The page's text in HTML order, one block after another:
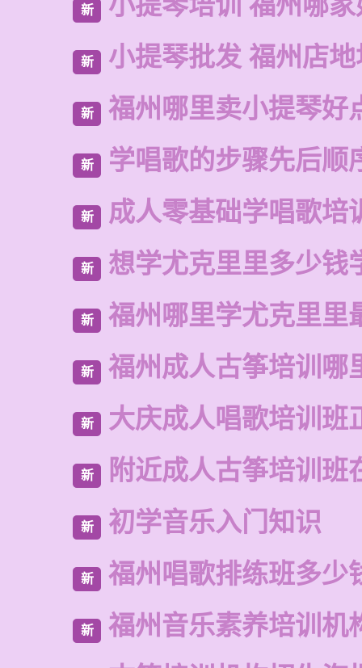
新
新 小提琴批发 福州店
新 福州哪里卖小提琴好
新 学唱歌的步骤先后顺
新 成人零基础学唱歌培
新 想学尤克里里多少钱
新 福州哪里学尤克里里
新 福州成人古筝培训哪
新 大庆成人唱歌培训班
新 附近成人古筝培训班
新 初学音乐入门知识
新 福州唱歌排练班多少
新
福州音乐素养培训机